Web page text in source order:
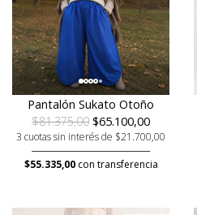
Pantalón Sukato Otoño
$81.375,00 $65.100,00
3 cuotas sin interés de $21.700,00
$55.335,00con transferencia